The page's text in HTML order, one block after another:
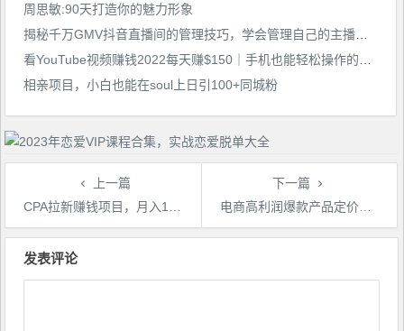
周思敏:90天打造你的魅力形象
相亲项目，小白也能在soul上日引100+同城粉
上一篇
CPA拉新赚钱项目，月入10000+一部手机可操作的副业！
下一篇
电商高利润爆款产品定价打法：实现利润最大化如何赚到三百万
文
发表评论